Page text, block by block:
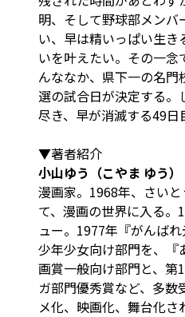
明、そして野球部メン
い、早は精いっぱい生
いを叶えたい。その一
んななか、県下一の名
選の試合日が決定する
尽き、早が消滅する49日
▼著者紹介
小山ゆう（こやま ゆう）
漫画家。1968年、さい
て、漫画の世界に入る。
ュー。1977年『がんば
少年少女向け部門を、『
画賞一般向け部門と、第
ガ部門優秀賞など、多数
メ化、映画化、舞台化さ